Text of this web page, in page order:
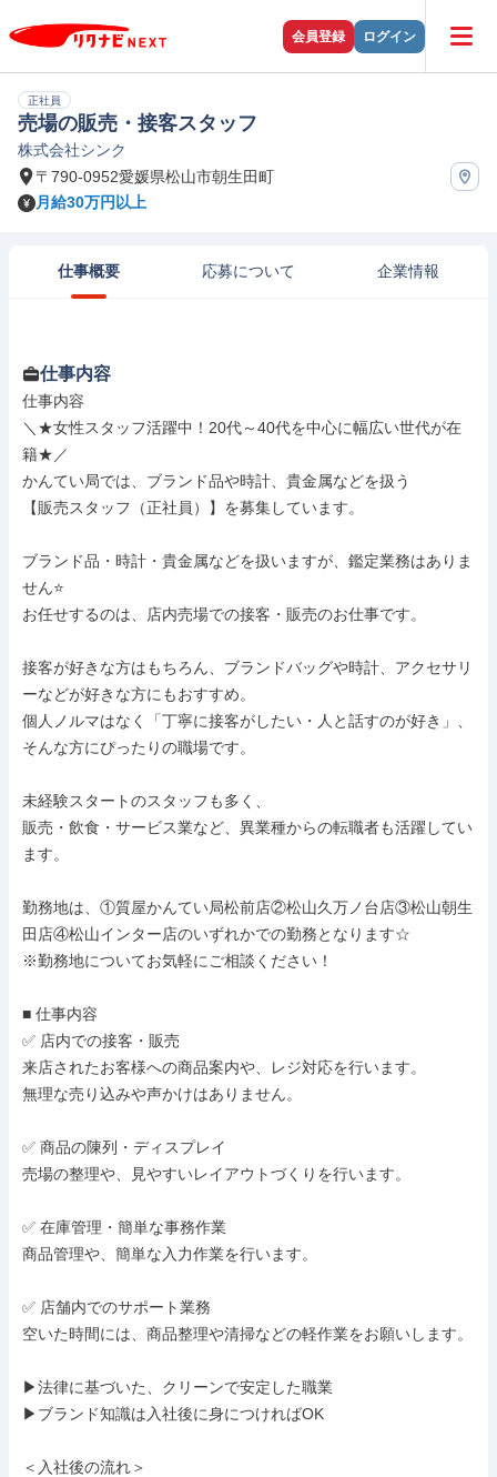
会員登録 ログイン
正社員
売場の販売・接客スタッフ
株式会社シンク
〒790-0952愛媛県松山市朝生田町
月給30万円以上
仕事概要 応募について 企業情報
仕事内容
仕事内容
＼★女性スタッフ活躍中！20代～40代を中心に幅広い世代が在
籍★／
かんてい局では、ブランド品や時計、貴金属などを扱う
【販売スタッフ（正社員）】を募集しています。
ブランド品・時計・貴金属などを扱いますが、鑑定業務はありま
せん⭐
お任せするのは、店内売場での接客・販売のお仕事です。
接客が好きな方はもちろん、ブランドバッグや時計、アクセサリ
ーなどが好きな方にもおすすめ。
個人ノルマはなく「丁寧に接客がしたい・人と話すのが好き」、
そんな方にぴったりの職場です。
未経験スタートのスタッフも多く、
販売・飲食・サービス業など、異業種からの転職者も活躍してい
ます。
勤務地は、①質屋かんてい局松前店②松山久万ノ台店③松山朝生
田店④松山インター店のいずれかでの勤務となります☆
※勤務地についてお気軽にご相談ください！
■ 仕事内容
✅ 店内での接客・販売
来店されたお客様への商品案内や、レジ対応を行います。
無理な売り込みや声かけはありません。
✅ 商品の陳列・ディスプレイ
売場の整理や、見やすいレイアウトづくりを行います。
✅ 在庫管理・簡単な事務作業
商品管理や、簡単な入力作業を行います。
✅ 店舗内でのサポート業務
空いた時間には、商品整理や清掃などの軽作業をお願いします。
▶法律に基づいた、クリーンで安定した職業
▶ブランド知識は入社後に身につければOK
＜入社後の流れ＞